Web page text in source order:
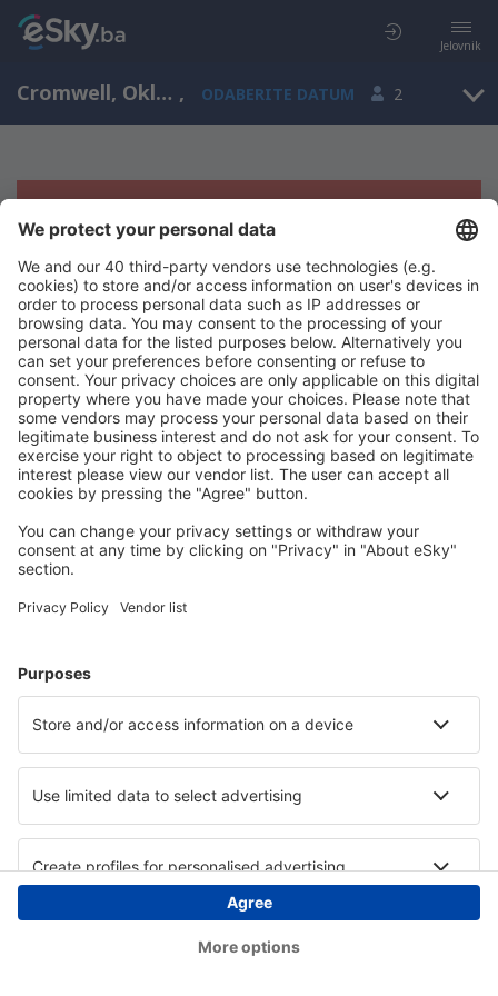
Jelovnik
Cromwell, Oklahoma, Sjedinjene Američke Države , ODABERITE DATUM 2
Žao nam je, ne možemo da prikažemo
rezultate
Pokušajte još jednom kad izaberete druge kriterijume
Copyright © eSky.ba. Sva prava zadržana.